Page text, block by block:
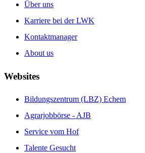
Über uns
Karriere bei der LWK
Kontaktmanager
About us
Websites
Bildungszentrum (LBZ) Echem
Agrarjobbörse - AJB
Service vom Hof
Talente Gesucht